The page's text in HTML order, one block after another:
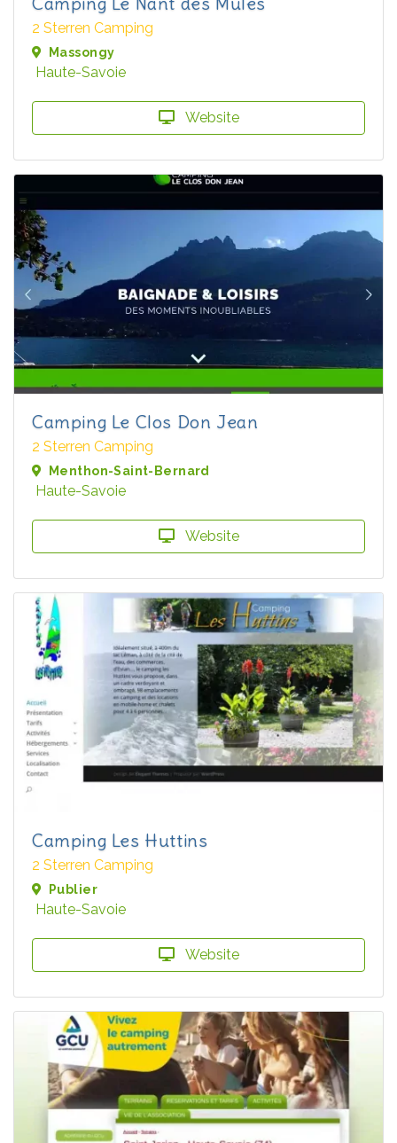
2 Sterren Camping
Massongy
Haute-Savoie
Website
Camping Le Clos Don Jean
2 Sterren Camping
Menthon-Saint-Bernard
Haute-Savoie
Website
Camping Les Huttins
2 Sterren Camping
Publier
Haute-Savoie
Website